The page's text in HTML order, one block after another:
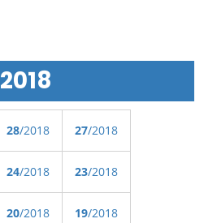
2018
28/2018 27/2018
24/2018 23/2018
20/2018 19/2018